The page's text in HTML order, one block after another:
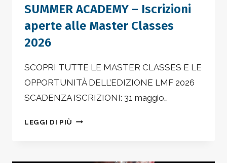
SUMMER ACADEMY – Iscrizioni
aperte alle Master Classes
2026
SCOPRI TUTTE LE MASTER CLASSES E LE
OPPORTUNITÀ DELL’EDIZIONE LMF 2026
SCADENZA ISCRIZIONI: 31 maggio…
LEGGI DI PIÙ LIVORNO